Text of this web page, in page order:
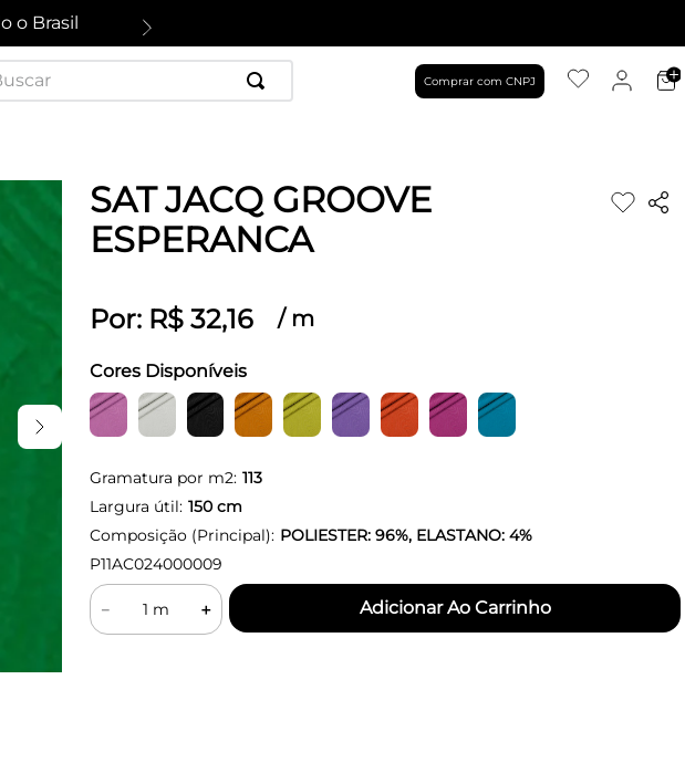
o Brasil
Comprar com CNPJ
SAT JACQ GROOVE
ESPERANCA
Por: R$ 32,16 / m
Cores Disponíveis
Gramatura por m2: 113
Largura útil: 150cm
Composição (Principal): POLIESTER: 96%, ELASTANO: 4%
P11AC024000009
＋
－